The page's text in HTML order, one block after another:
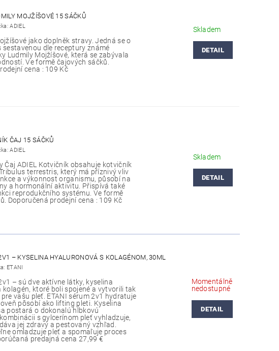
MOJŽÍŠOVÉ 15 SÁČKŮ
ADIEL
jako doplněk stravy. Jedná se o
sestavenou dle receptury známé
Ludmily Mojžíšové, která se zabývala
Ve formě čajových sáčků.
cena : 109 Kč
Skladem
DETAIL
ČAJ 15 SÁČKŮ
ADIEL
Čaj ADIEL Kotvičník obsahuje kotvičník
terrestris, který má příznivý vliv
a výkonnost organismu, působí na
a hormonální aktivitu. Přispívá také
reprodukčního systému. Ve formě
Doporučená prodejní cena : 109 Kč
Skladem
DETAIL
– KYSELINA HYALURONOVÁ S KOLAGÉNOM, 30ML
ETANI
– sú dve aktívne látky, kyselina
kolagén, ktoré boli spojené a vytvorili tak
vašu pleť. ETANI sérum 2v1 hydratuje
pôsobí ako lifting pleti. Kyselina
postará o dokonalú hĺbkovú
s gylcerínom pleť vyhladzuje,
jej zdravý a pestovaný vzhľad.
omladzuje pleť a spomaľuje proces
predajná cena 27,99 €
Momentálně
nedostupné
DETAIL